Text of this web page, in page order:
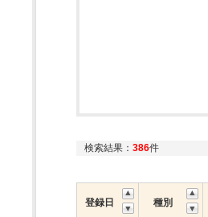
検索結果： 386件
登録日 種別